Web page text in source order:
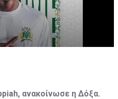
ανακοίνωσε η Δόξα.